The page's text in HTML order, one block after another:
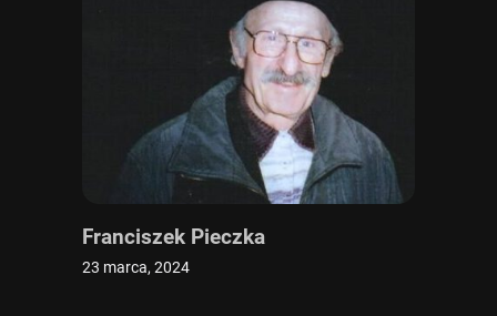
Franciszek Pieczka
23 marca, 2024